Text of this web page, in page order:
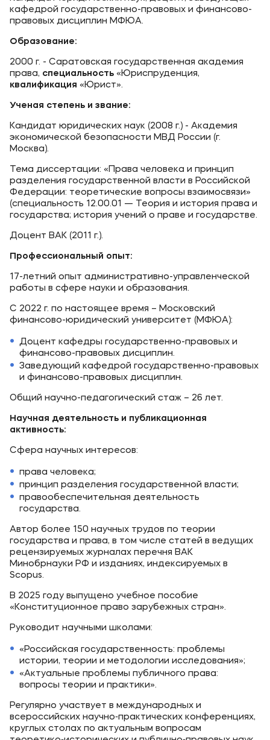
кафедрой государственно-правовых и финансово-
правовых дисциплин МФЮА.
Образование:
2000 г. - Саратовская государственная академия
права, специальность «Юриспруденция,
квалификация «Юрист».
Ученая степень и звание:
Кандидат юридических наук (2008 г.) - Академия
экономической безопасности МВД России (г.
Москва).
Тема диссертации: «Права человека и принцип
разделения государственной власти в Российской
Федерации: теоретические вопросы взаимосвязи»
(специальность 12.00.01 — Теория и история права и
государства; история учений о праве и государстве.
Доцент ВАК (2011 г.).
Профессиональный опыт:
17-летний опыт административно-управленческой
работы в сфере науки и образования.
С 2022 г. по настоящее время – Московский
финансово-юридический университет (МФЮА):
Доцент кафедры государственно-правовых и
финансово-правовых дисциплин.
Заведующий кафедрой государственно-правовых
и финансово-правовых дисциплин.
Общий научно-педагогический стаж – 26 лет.
Научная деятельность и публикационная
активность:
Сфера научных интересов:
права человека;
принцип разделения государственной власти;
правообеспечительная деятельность
государства.
Автор более 150 научных трудов по теории
государства и права, в том числе статей в ведущих
рецензируемых журналах перечня ВАК
Минобрнауки РФ и изданиях, индексируемых в
Scopus.
В 2025 году выпущено учебное пособие
«Конституционное право зарубежных стран».
Руководит научными школами:
«Российская государственность: проблемы
истории, теории и методологии исследования»;
«Актуальные проблемы публичного права:
вопросы теории и практики».
Регулярно участвует в международных и
всероссийских научно‑практических конференциях,
круглых столах по актуальным вопросам